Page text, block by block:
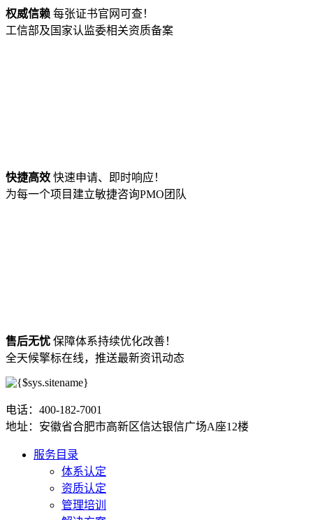
权威信赖 每张证书官网可查！
工信部及国家认监委相关资质备案
快捷高效 快速申请、即时响应！
为每一个项目建立敏捷咨询PMO团队
售后无忧 保障体系持续优化改善！
全天候擎标在线，推送最新资讯动态
电话：400-182-7001
地址：安徽省合肥市高新区信达银信广场A座12楼
服务目录
体系认定
资质认定
管理培训